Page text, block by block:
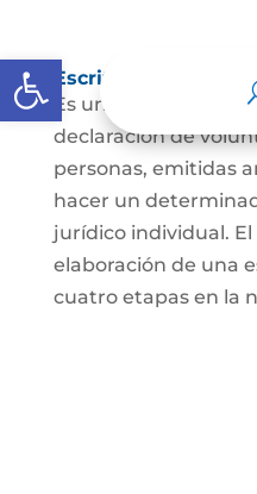
Abrir barra de
Escritura Pública
Es un documento
declaración de
personas, emitidas
hacer un
jurídico individual. El
elaboración de una
cuatro etapas en la